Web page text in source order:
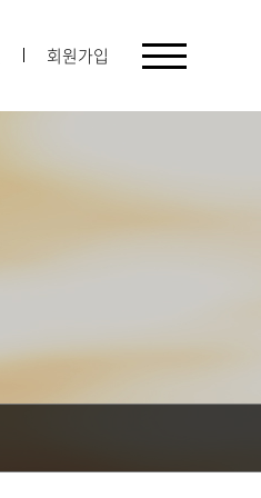
회원가입